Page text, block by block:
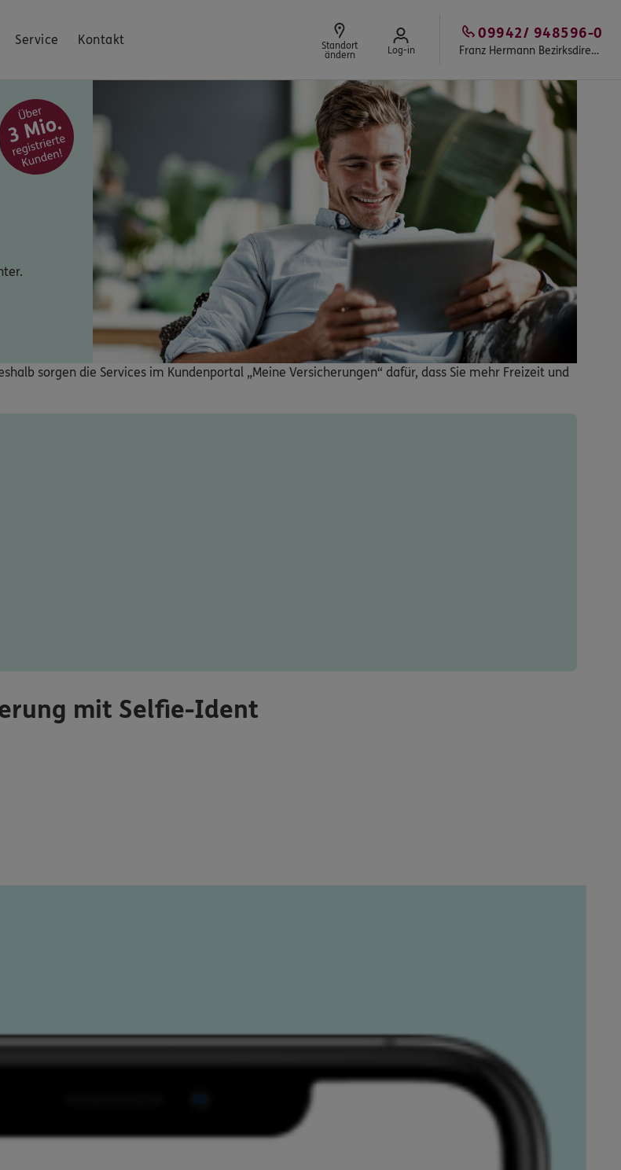
Service Kontakt
Standort
ändern
Log-in Franz Hermann Bezirksdirektion in Viechtach
09942/ 948596-0
sorgen die Services im Kundenportal „Meine Versicherungen“ dafür, dass Sie mehr Freizeit und
mit Selfie-Ident